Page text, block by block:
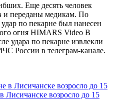
Еще десять человек
и переданы медикам. По
по пекарне был нанесен
огня HIMARS Video В
удара по пекарне извлекли
России в телеграм-канале.
Лисичанске возросло до 15